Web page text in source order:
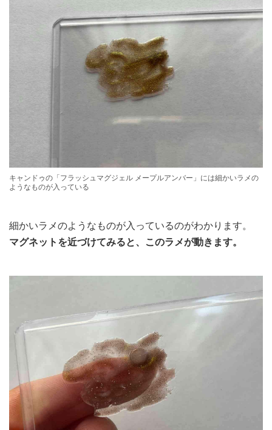
キャンドゥの「フラッシュマグジェル メープルアンバー」には細かいラメの
ようなものが入っている
細かいラメのようなものが入っているのがわかります。
マグネットを近づけてみると、このラメが動きます。